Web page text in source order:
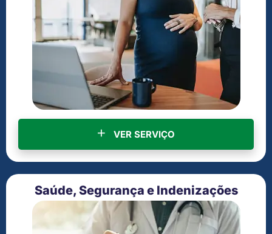
VER SERVIÇO
Saúde, Segurança e Indenizações